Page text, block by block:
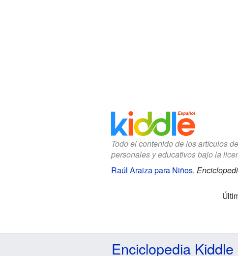
Todo el contenido de los artículos
personales y educativos bajo la
Raúl Araiza para Niños.
Enciclopedia Kiddle